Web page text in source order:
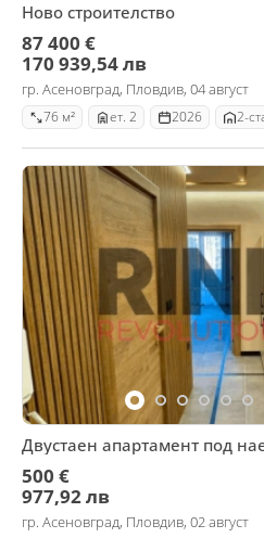
Ново строителство
87 400 €
170 939,54 лв
гр. Асеновград, Пловдив, 04 август
76 м² ет. 2 2026 2-
Двустаен апартамент под
500 €
977,92 лв
гр. Асеновград, Пловдив, 02 август